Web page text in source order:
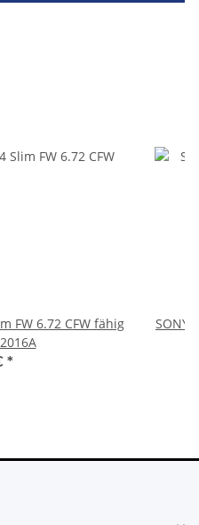
FW 6.72 CFW fähig
*
SONY